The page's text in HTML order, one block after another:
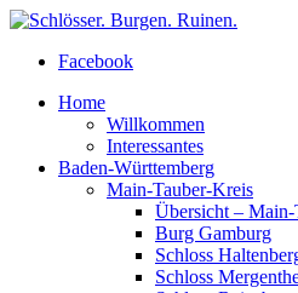
Facebook
Home
Willkommen
Interessantes
Baden-Württemberg
Main-Tauber-Kreis
Übersicht –
Burg Gamburg
Schloss
Schloss